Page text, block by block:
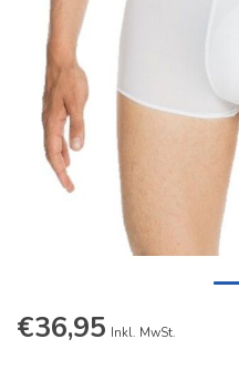
€36,95 Inkl. MwSt.